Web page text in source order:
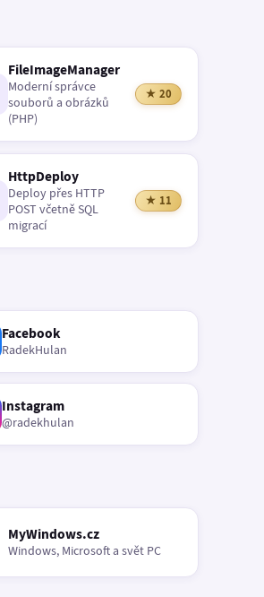
FileImageManager
Moderní správce
souborů a obrázků
(PHP)
★ 20
HttpDeploy
Deploy přes HTTP
POST včetně SQL
migrací
★ 11
Facebook
RadekHulan
Instagram
@radekhulan
MyWindows.cz
Windows, Microsoft a svět PC